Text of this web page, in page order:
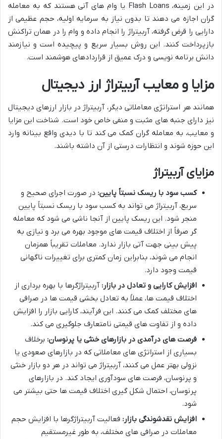
در این زمینه، Flash Loans یا وام های آنی هستند که به معامله
گران اجازه می دهند تا بدون نیاز به سرمایه اولیه، حجم عظیمی از
دارایی را قرض گرفته، آربیتراژ را انجام داده و وام را در همان تراکنش
بازپرداخت کنند. این روش بسیار سریع و پیچیده است و نیازمند
دانش برنامه نویسی و درک عمیق از قراردادهای هوشمند است.
مزایا و معایب آربیتراژ ارز دیجیتال
همانند هر استراتژی معاملاتی دیگر، آربیتراژ در بازار ارزهای دیجیتال
نیز دارای جنبه های مثبت و منفی خاص خود است. شناخت این مزایا
و معایب، به معامله گران کمک می کند تا با دیدی واقع بینانه وارد
این حوزه شوند و انتظارات درستی از آن داشته باشند.
مزایای آربیتراژ
کسب سود با ریسک نسبتاً پایین: در صورت اجرای صحیح و
سریع، آربیتراژ می تواند به کسب سود با ریسک نسبتاً پایین
منجر شود. این ریسک پایین از آنجا ناشی می شود که معامله
گر صرفاً از اختلاف قیمت های موجود بهره می برد و نیازی به
پیش بینی جهت آتی بازار ندارد. معاملات تقریباً همزمان
انجام می شوند، بنابراین زمان کمتری برای تغییرات ناگهانی
قیمت وجود دارد.
افزایش کارایی و تعادل در بازار: آربیتراژگرها با بهره برداری از
اختلاف قیمت ها، عملاً به تعادل بخشی قیمت ها در صرافی
های مختلف کمک می کنند. این فرآیند، کارایی بازار را افزایش
داده و از تفاوت های قیمتی نامتعارف جلوگیری می کند.
فرصت های درآمدی در بازارهای خنثی یا پرنوسان: برخلاف
بسیاری از استراتژی های معاملاتی که در بازارهای صعودی یا
نزولی بهتر عمل می کنند، آربیتراژ می تواند در هر دو بازار خنثی
و پرنوسان، فرصت های سودآوری ایجاد کند. در بازارهای
پرنوسان، احتمال شکل گیری اختلاف قیمت ها حتی بیشتر می
شود.
افزایش نقدشوندگی بازار: فعالیت آربیتراژگرها با افزایش حجم
معاملات در صرافی های مختلف، به طور غیرمستقیم